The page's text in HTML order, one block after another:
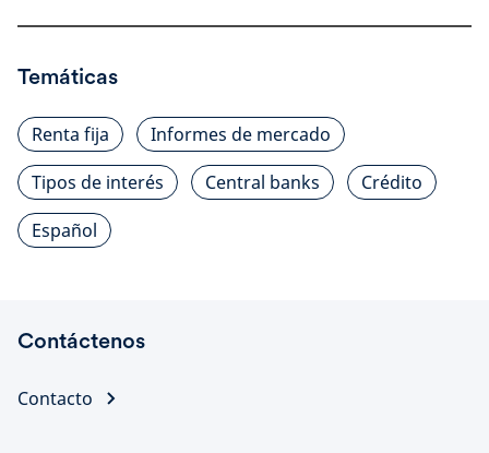
Temáticas
Renta fija
Informes de mercado
Tipos de interés
Central banks
Crédito
Español
Contáctenos
Contacto